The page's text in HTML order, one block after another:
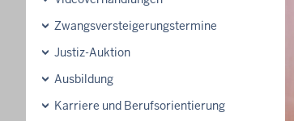
Zwangsversteigerungs­termine
Justiz-Auktion
Ausbildung
Karriere und Berufsorientierung